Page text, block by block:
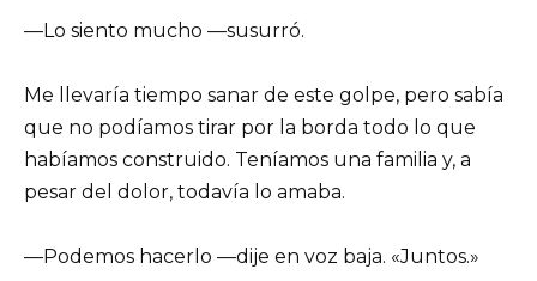
—Lo siento mucho —susurró.
Me llevaría tiempo sanar de este golpe, pero sabía
que no podíamos tirar por la borda todo lo que
habíamos construido. Teníamos una familia y, a
pesar del dolor, todavía lo amaba.
—Podemos hacerlo —dije en voz baja. «Juntos.»